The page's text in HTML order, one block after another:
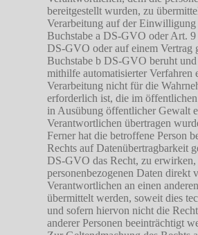
bereitgestellt wurden, zu
Verarbeitung auf der Einwilligung
Buchstabe a DS-GVO oder Art. 9
DS-GVO oder auf einem Vertrag
Buchstabe b DS-GVO beruht
mithilfe automatisierter Verfahren
Verarbeitung nicht für die
erforderlich ist, die im
in Ausübung öffentlicher Gewalt
Verantwortlichen übertragen
Ferner hat die betroffene Person
Rechts auf Datenübertragbarkeit
DS-GVO das Recht, zu erwirken,
personenbezogenen Daten direkt
Verantwortlichen an einen
übermittelt werden, soweit dies
und sofern hiervon nicht die
anderer Personen beeinträchtigt